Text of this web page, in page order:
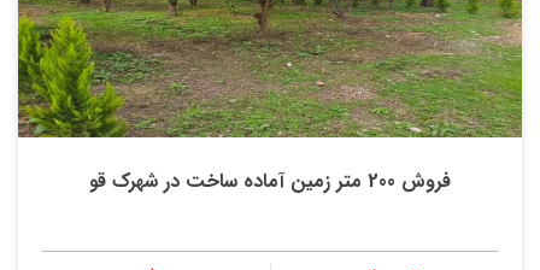
فروش 200 متر زمین آماده ساخت در شهرک قو